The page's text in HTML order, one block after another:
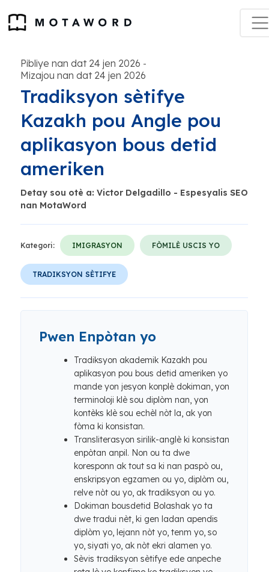
Pibliye nan dat 24 jen 2026 -
Mizajou nan dat 24 jen 2026
Tradiksyon sètifye
Kazakh pou Angle pou
aplikasyon bous detid
ameriken
Detay sou otè a: Victor Delgadillo - Espesyalis SEO
nan MotaWord
Kategori: IMIGRASYON FÒMILÈ USCIS YO
TRADIKSYON SÈTIFYE
Pwen Enpòtan yo
Tradiksyon akademik Kazakh pou
aplikasyon pou bous detid ameriken yo
mande yon jesyon konplè dokiman, yon
terminoloji klè sou diplòm nan, yon
kontèks klè sou echèl nòt la, ak yon
fòma ki konsistan.
Transliterasyon sirilik-anglè ki konsistan
enpòtan anpil. Non ou ta dwe
koresponn ak tout sa ki nan paspò ou,
enskripsyon egzamen ou yo, diplòm ou,
relve nòt ou yo, ak tradiksyon ou yo.
Dokiman bousdetid Bolashak yo ta
dwe tradui nèt, ki gen ladan apendis
diplòm yo, lejann nòt yo, tenm yo, so
yo, siyati yo, ak nòt ekri alamen yo.
Sèvis tradiksyon sètifye ede anpeche